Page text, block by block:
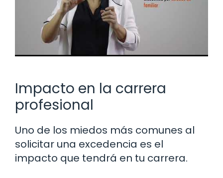
Impacto en la carrera
profesional
Uno de los miedos más comunes al
solicitar una excedencia es el
impacto que tendrá en tu carrera.